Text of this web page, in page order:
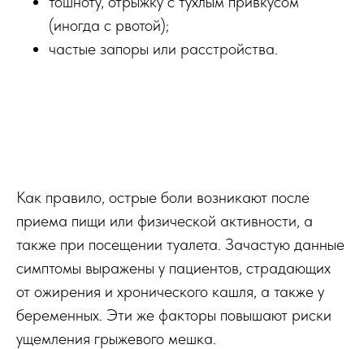
(иногда с рвотой);
частые запоры или расстройства.
Как правило, острые боли возникают после
приема пищи или физической активности, а
также при посещении туалета. Зачастую данные
симптомы выражены у пациентов, страдающих
от ожирения и хронического кашля, а также у
беременных. Эти же факторы повышают риски
ущемления грыжевого мешка.